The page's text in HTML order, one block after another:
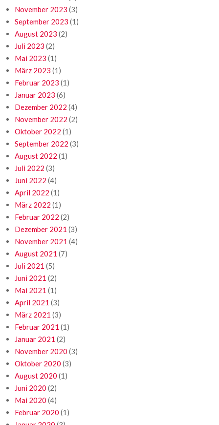
November 2023 (3)
September 2023 (1)
August 2023 (2)
Juli 2023 (2)
Mai 2023 (1)
März 2023 (1)
Februar 2023 (1)
Januar 2023 (6)
Dezember 2022 (4)
November 2022 (2)
Oktober 2022 (1)
September 2022 (3)
August 2022 (1)
Juli 2022 (3)
Juni 2022 (4)
April 2022 (1)
März 2022 (1)
Februar 2022 (2)
Dezember 2021 (3)
November 2021 (4)
August 2021 (7)
Juli 2021 (5)
Juni 2021 (2)
Mai 2021 (1)
April 2021 (3)
März 2021 (3)
Februar 2021 (1)
Januar 2021 (2)
November 2020 (3)
Oktober 2020 (3)
August 2020 (1)
Juni 2020 (2)
Mai 2020 (4)
Februar 2020 (1)